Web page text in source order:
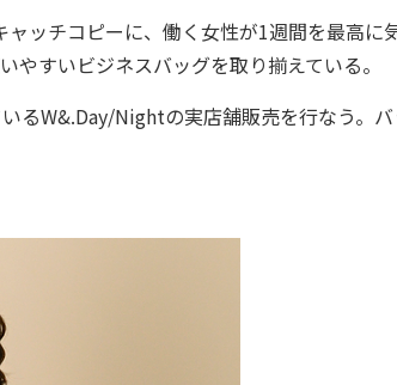
ッチコピーに、働く女性が1週間を最高に
すいビジネスバッグを取り揃えている。
るW&.Day/Nightの実店舗販売を行なう。